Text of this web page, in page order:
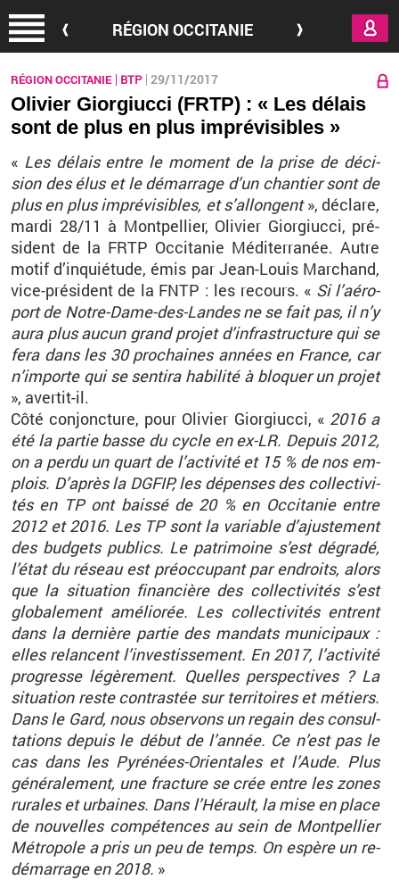
RÉGION OCCITANIE
RÉGION OCCITANIE BTP 29/11/2017
Olivier Giorgiucci (FRTP) : « Les délais
sont de plus en plus imprévisibles »
« Les dé­lais entre le mo­ment de la prise de dé­ci­
sion des élus et le dé­mar­rage d’un chan­tier sont de
plus en plus im­pré­vi­sibles, et s’al­longent», dé­clare,
mardi 28/11 à Mont­pel­lier, Oli­vier Gior­giucci, pré­
sident de la FRTP Oc­ci­ta­nie Mé­di­ter­ra­née. Autre
motif d’in­quié­tude, émis par Jean-Louis Mar­chand,
vice-pré­sident de la FNTP : les re­cours. « Si l’aé­ro­
port de Notre-Dame-des-Landes ne se fait pas, il n’y
aura plus aucun grand pro­jet d’in­fra­struc­ture qui se
fera dans les 30 pro­chaines an­nées en France, car
n’im­porte qui se sen­tira ha­bi­lité à blo­quer un pro­jet
», aver­tit-il.
Côté conjonc­ture, pour Oli­vier Gior­giucci, « 2016 a
été la par­tie basse du cycle en ex-LR. De­puis 2012,
on a perdu un quart de l’ac­ti­vité et 15 % de nos em­
plois. D’après la DGFIP, les dé­penses des col­lec­ti­vi­
tés en TP ont baissé de 20 % en Oc­ci­ta­nie entre
2012 et 2016. Les TP sont la va­riable d’ajus­te­ment
des bud­gets pu­blics. Le pa­tri­moine s’est dé­gradé,
l’état du ré­seau est pré­oc­cu­pant par en­droits, alors
que la si­tua­tion fi­nan­cière des col­lec­ti­vi­tés s’est
glo­ba­le­ment amé­lio­rée. Les col­lec­ti­vi­tés entrent
dans la der­nière par­tie des man­dats mu­ni­ci­paux :
elles re­lancent l’in­ves­tis­se­ment. En 2017, l’ac­ti­vité
pro­gresse lé­gè­re­ment. Quelles pers­pec­tives ? La
si­tua­tion reste contras­tée sur ter­ri­toires et mé­tiers.
Dans le Gard, nous ob­ser­vons un re­gain des consul­
ta­tions de­puis le début de l’an­née. Ce n’est pas le
cas dans les Py­ré­nées-Orien­tales et l’Aude. Plus
gé­né­ra­le­ment, une frac­ture se crée entre les zones
ru­rales et ur­baines. Dans l’Hé­rault, la mise en place
de nou­velles com­pé­tences au sein de Mont­pel­lier
Mé­tro­pole a pris un peu de temps. On es­père un re­
dé­mar­rage en 2018. »